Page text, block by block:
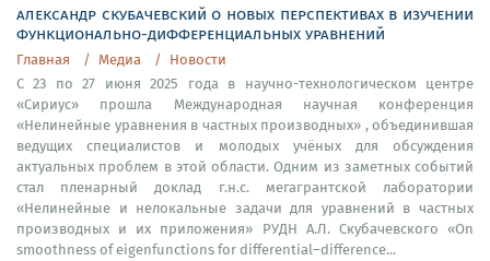
александр скубачевский о новых перспективах в изучении
функционально-дифференциальных уравнений
Главная Медиа
Новости
С 23 по 27 июня 2025 года в научно-технологическом центре
«Сириус» прошла Международная научная конференция
«Нелинейные уравнения в частных производных» , объединившая
ведущих специалистов и молодых учёных для обсуждения
актуальных проблем в этой области. Одним из заметных событий
стал пленарный доклад г.н.с. мегагрантской лаборатории
«Нелинейные и нелокальные задачи для уравнений в частных
производных и их приложения» РУДН А.Л. Скубачевского «On
smoothness of eigenfunctions for differential–difference...